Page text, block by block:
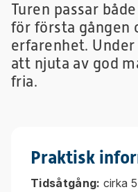
Turen passar
för första gången
erfarenhet.
att njuta av god
fria.
Praktisk
Tidsåtgång: cirka